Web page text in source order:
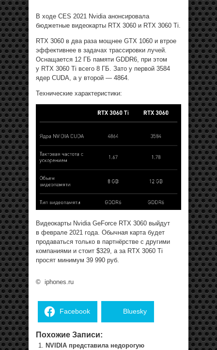
В ходе CES 2021 Nvidia анонсировала
бюджетные видеокарты RTX 3060 и RTX 3060 Ti.
RTX 3060 в два раза мощнее GTX 1060 и втрое
эффективнее в задачах трассировки лучей.
Оснащается 12 ГБ памяти GDDR6, при этом
у RTX 3060 Ti всего 8 ГБ. Зато у первой 3584
ядер CUDA, а у второй — 4864.
Технические характеристики:
Видеокарты Nvidia GeForce RTX 3060 выйдут
в феврале 2021 года. Обычная карта будет
продаваться только в партнёрстве с другими
компаниями и стоит $329, а за RTX 3060 Ti
просят минимум 39 990 руб.
© iphones.ru
Facebook Bluesky
Похожие Записи:
NVIDIA представила недорогую